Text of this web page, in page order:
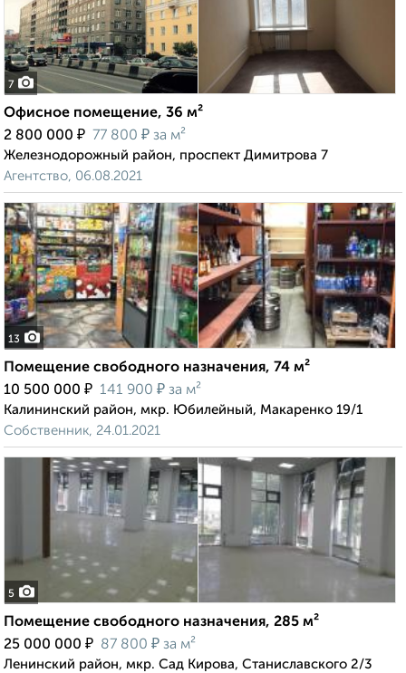
7
Офисное помещение, 36 м²
2 800 000 ₽ 77 800 ₽ за м²
Железнодорожный район, проспект Димитрова 7
Агентство, 06.08.2021
13
Помещение свободного назначения, 74 м²
10 500 000 ₽ 141 900 ₽ за м²
Калининский район, мкр. Юбилейный, Макаренко 19/1
Собственник, 24.01.2021
5
Помещение свободного назначения, 285 м²
25 000 000 ₽ 87 800 ₽ за м²
Ленинский район, мкр. Сад Кирова, Станиславского 2/3